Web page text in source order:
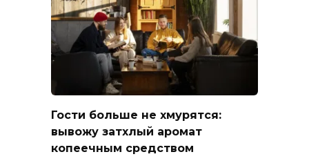
Гости больше не хмурятся:
вывожу затхлый аромат
копеечным средством